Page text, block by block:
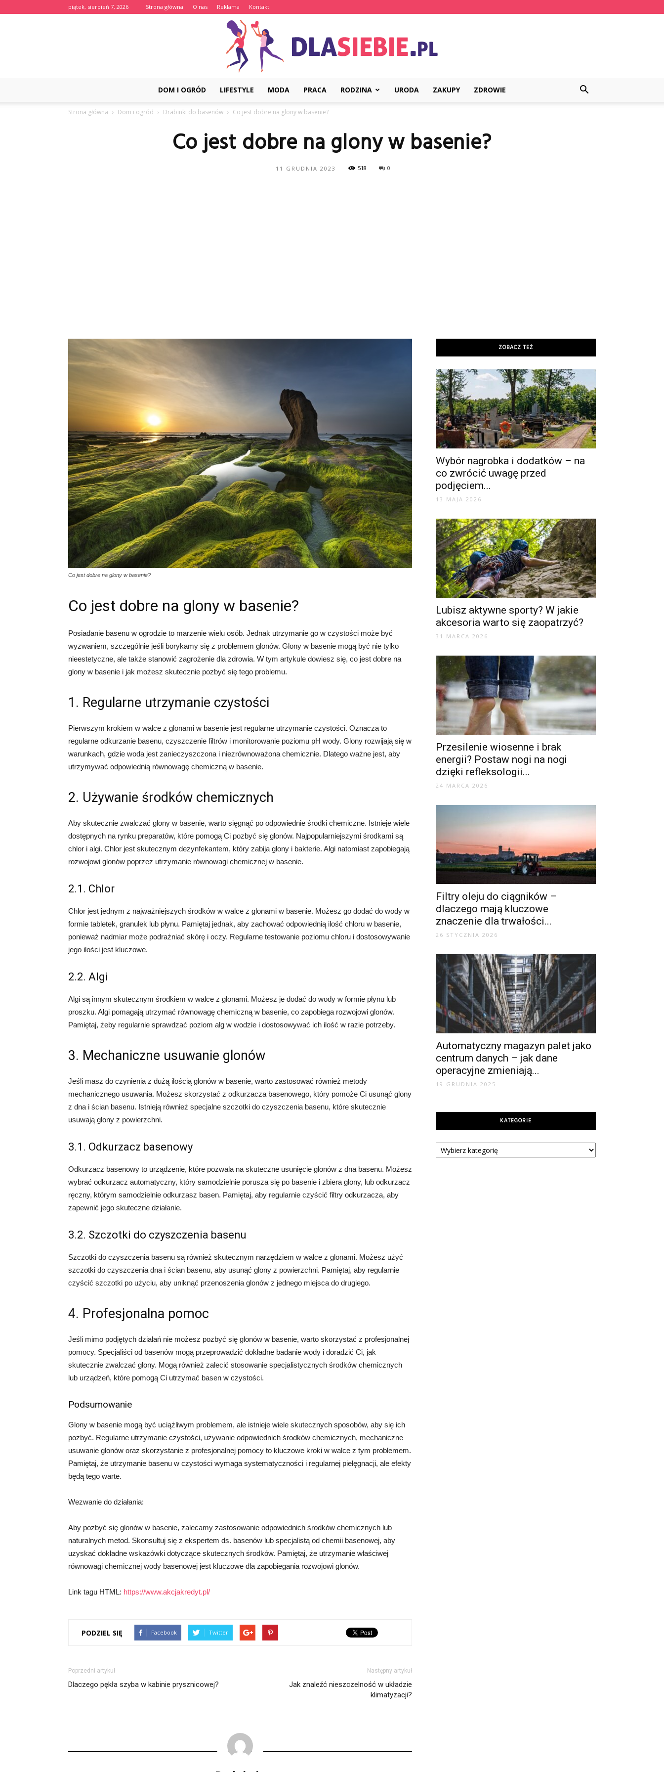
piątek, sierpień 7, 2026 Strona główna O nas Reklama Kontakt
DOM I OGRÓD LIFESTYLE MODA PRACA RODZINA URODA ZAKUPY ZDROWIE
Strona główna Dom i ogród Drabinki do basenów Co jest dobre na glony w basenie?
Co jest dobre na glony w basenie?
11 GRUDNIA 2023 518 0
Co jest dobre na glony w basenie?
Co jest dobre na glony w basenie?
Posiadanie basenu w ogrodzie to marzenie wielu osób. Jednak utrzymanie go w czystości może być
wyzwaniem, szczególnie jeśli borykamy się z problemem glonów. Glony w basenie mogą być nie tylko
nieestetyczne, ale także stanowić zagrożenie dla zdrowia. W tym artykule dowiesz się, co jest dobre na
glony w basenie i jak możesz skutecznie pozbyć się tego problemu.
1. Regularne utrzymanie czystości
Pierwszym krokiem w walce z glonami w basenie jest regularne utrzymanie czystości. Oznacza to
regularne odkurzanie basenu, czyszczenie filtrów i monitorowanie poziomu pH wody. Glony rozwijają się w
warunkach, gdzie woda jest zanieczyszczona i niezrównoważona chemicznie. Dlatego ważne jest, aby
utrzymywać odpowiednią równowagę chemiczną w basenie.
2. Używanie środków chemicznych
Aby skutecznie zwalczać glony w basenie, warto sięgnąć po odpowiednie środki chemiczne. Istnieje wiele
dostępnych na rynku preparatów, które pomogą Ci pozbyć się glonów. Najpopularniejszymi środkami są
chlor i algi. Chlor jest skutecznym dezynfekantem, który zabija glony i bakterie. Algi natomiast zapobiegają
rozwojowi glonów poprzez utrzymanie równowagi chemicznej w basenie.
2.1. Chlor
Chlor jest jednym z najważniejszych środków w walce z glonami w basenie. Możesz go dodać do wody w
formie tabletek, granulek lub płynu. Pamiętaj jednak, aby zachować odpowiednią ilość chloru w basenie,
ponieważ nadmiar może podrażniać skórę i oczy. Regularne testowanie poziomu chloru i dostosowywanie
jego ilości jest kluczowe.
2.2. Algi
Algi są innym skutecznym środkiem w walce z glonami. Możesz je dodać do wody w formie płynu lub
proszku. Algi pomagają utrzymać równowagę chemiczną w basenie, co zapobiega rozwojowi glonów.
Pamiętaj, żeby regularnie sprawdzać poziom alg w wodzie i dostosowywać ich ilość w razie potrzeby.
3. Mechaniczne usuwanie glonów
Jeśli masz do czynienia z dużą ilością glonów w basenie, warto zastosować również metody
mechanicznego usuwania. Możesz skorzystać z odkurzacza basenowego, który pomoże Ci usunąć glony
z dna i ścian basenu. Istnieją również specjalne szczotki do czyszczenia basenu, które skutecznie
usuwają glony z powierzchni.
3.1. Odkurzacz basenowy
Odkurzacz basenowy to urządzenie, które pozwala na skuteczne usunięcie glonów z dna basenu. Możesz
wybrać odkurzacz automatyczny, który samodzielnie porusza się po basenie i zbiera glony, lub odkurzacz
ręczny, którym samodzielnie odkurzasz basen. Pamiętaj, aby regularnie czyścić filtry odkurzacza, aby
zapewnić jego skuteczne działanie.
3.2. Szczotki do czyszczenia basenu
Szczotki do czyszczenia basenu są również skutecznym narzędziem w walce z glonami. Możesz użyć
szczotki do czyszczenia dna i ścian basenu, aby usunąć glony z powierzchni. Pamiętaj, aby regularnie
czyścić szczotki po użyciu, aby uniknąć przenoszenia glonów z jednego miejsca do drugiego.
4. Profesjonalna pomoc
Jeśli mimo podjętych działań nie możesz pozbyć się glonów w basenie, warto skorzystać z profesjonalnej
pomocy. Specjaliści od basenów mogą przeprowadzić dokładne badanie wody i doradzić Ci, jak
skutecznie zwalczać glony. Mogą również zalecić stosowanie specjalistycznych środków chemicznych
lub urządzeń, które pomogą Ci utrzymać basen w czystości.
Podsumowanie
Glony w basenie mogą być uciążliwym problemem, ale istnieje wiele skutecznych sposobów, aby się ich
pozbyć. Regularne utrzymanie czystości, używanie odpowiednich środków chemicznych, mechaniczne
usuwanie glonów oraz skorzystanie z profesjonalnej pomocy to kluczowe kroki w walce z tym problemem.
Pamiętaj, że utrzymanie basenu w czystości wymaga systematyczności i regularnej pielęgnacji, ale efekty
będą tego warte.
Wezwanie do działania:
Aby pozbyć się glonów w basenie, zalecamy zastosowanie odpowiednich środków chemicznych lub
naturalnych metod. Skonsultuj się z ekspertem ds. basenów lub specjalistą od chemii basenowej, aby
uzyskać dokładne wskazówki dotyczące skutecznych środków. Pamiętaj, że utrzymanie właściwej
równowagi chemicznej wody basenowej jest kluczowe dla zapobiegania rozwojowi glonów.
Link tagu HTML: https://www.akcjakredyt.pl/
PODZIEL SIĘ Facebook Twitter
Poprzedni artykuł
Dlaczego pękła szyba w kabinie prysznicowej?
Następny artykuł
Jak znaleźć nieszczelność w układzie
klimatyzacji?
ZOBACZ TEŻ
Wybór nagrobka i dodatków – na
co zwrócić uwagę przed
podjęciem...
13 MAJA 2026
Lubisz aktywne sporty? W jakie
akcesoria warto się zaopatrzyć?
31 MARCA 2026
Przesilenie wiosenne i brak
energii? Postaw nogi na nogi
dzięki refleksologii...
24 MARCA 2026
Filtry oleju do ciągników –
dlaczego mają kluczowe
znaczenie dla trwałości...
26 STYCZNIA 2026
Automatyczny magazyn palet jako
centrum danych – jak dane
operacyjne zmieniają...
19 GRUDNIA 2025
KATEGORIE
Kategorie